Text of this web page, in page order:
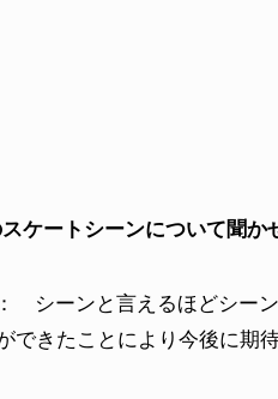
ートシーンについて聞か
シーンと言えるほどシー
きたことにより今後に期